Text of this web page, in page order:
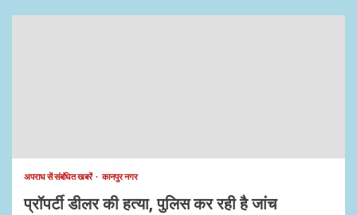
अपराध सें संबंधित खबरें कानपुर नगर
प्रॉपर्टी डीलर की हत्या, पुलिस कर रही है जांच